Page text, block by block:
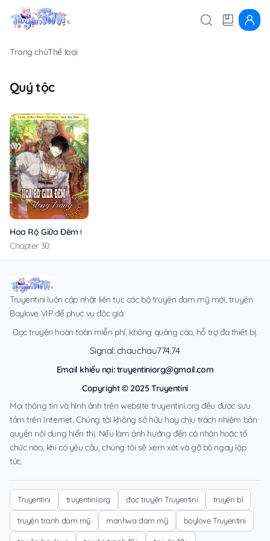
Trang chủThể loại
Quý tộc
Hoa Rộ Giữa Đêm Đông Trắng
Chapter 30
Truyentini luôn cập nhật liên tục các bộ truyện đam mỹ mới, truyện
Boylove VIP để phục vụ độc giả.
Đọc truyện hoàn toàn miễn phí, không quảng cáo, hỗ trợ đa thiết bị.
Signal: chauchau774.74
Email khiếu nại:truyentiniorg@gmail.com
Copyright © 2025 Truyentini
Mọi thông tin và hình ảnh trên website truyentini.org đều được sưu
tầm trên Internet. Chúng tôi không sở hữu hay chịu trách nhiệm bản
quyền nội dung hiển thị. Nếu làm ảnh hưởng đến cá nhân hoặc tổ
chức nào, khi có yêu cầu, chúng tôi sẽ xem xét và gỡ bỏ ngay lập
tức.
Truyentini truyentini.org đọc truyện Truyentini truyện bl
truyện tranh đam mỹ manhwa đam mỹ boylove Truyentini